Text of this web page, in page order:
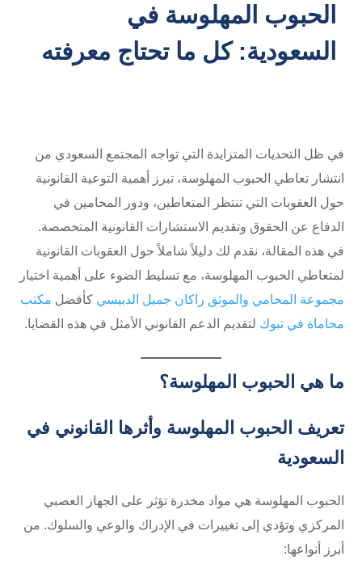
الحبوب المهلوسة في
السعودية: كل ما تحتاج معرفته
في ظل التحديات المتزايدة التي تواجه المجتمع السعودي من
انتشار تعاطي الحبوب المهلوسة، تبرز أهمية التوعية القانونية
حول العقوبات التي تنتظر المتعاطين، ودور المحامين في
الدفاع عن الحقوق وتقديم الاستشارات القانونية المتخصصة.
في هذه المقالة، نقدم لك دليلاً شاملاً حول العقوبات القانونية
لمتعاطي الحبوب المهلوسة، مع تسليط الضوء على أهمية اختيار
مجموعة المحامي والموثق راكان جميل الدبيسي كأفضل مكتب
محاماة في تبوك لتقديم الدعم القانوني الأمثل في هذه القضايا.
ما هي الحبوب المهلوسة؟
تعريف الحبوب المهلوسة وأثرها القانوني في
السعودية
الحبوب المهلوسة هي مواد مخدرة تؤثر على الجهاز العصبي
المركزي وتؤدي إلى تغييرات في الإدراك والوعي والسلوك. من
أبرز أنواعها: